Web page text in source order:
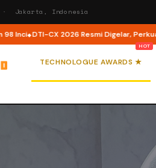
Jakarta, Indonesia
DTI-CX 2026 Resmi Digelar, Perkuat
TECHNOLOGUE AWARDS ★